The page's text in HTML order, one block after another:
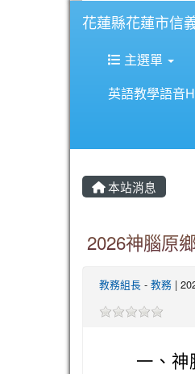
花蓮縣花蓮市信
主選單
英語教學語音
本站消息
2026神腦原
教務組長 - 教務 |
一、 神